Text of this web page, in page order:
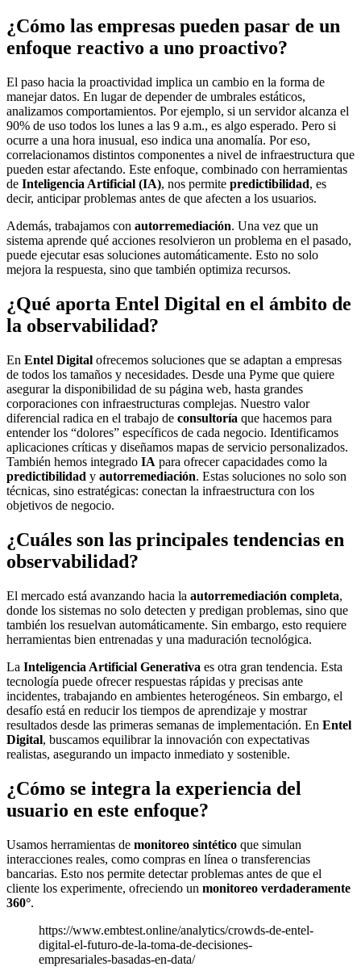
¿Cómo las empresas pueden pasar de un
enfoque reactivo a uno proactivo?
El paso hacia la proactividad implica un cambio en la forma de
manejar datos. En lugar de depender de umbrales estáticos,
analizamos comportamientos. Por ejemplo, si un servidor alcanza el
90% de uso todos los lunes a las 9 a.m., es algo esperado. Pero si
ocurre a una hora inusual, eso indica una anomalía. Por eso,
correlacionamos distintos componentes a nivel de infraestructura que
pueden estar afectando. Este enfoque, combinado con herramientas
de Inteligencia Artificial (IA), nos permite predictibilidad, es
decir, anticipar problemas antes de que afecten a los usuarios.
Además, trabajamos con autorremediación. Una vez que un
sistema aprende qué acciones resolvieron un problema en el pasado,
puede ejecutar esas soluciones automáticamente. Esto no solo
mejora la respuesta, sino que también optimiza recursos.
¿Qué aporta Entel Digital en el ámbito de
la observabilidad?
En Entel Digital ofrecemos soluciones que se adaptan a empresas
de todos los tamaños y necesidades. Desde una Pyme que quiere
asegurar la disponibilidad de su página web, hasta grandes
corporaciones con infraestructuras complejas. Nuestro valor
diferencial radica en el trabajo de consultoría que hacemos para
entender los “dolores” específicos de cada negocio. Identificamos
aplicaciones críticas y diseñamos mapas de servicio personalizados.
También hemos integrado IA para ofrecer capacidades como la
predictibilidad y autorremediación. Estas soluciones no solo son
técnicas, sino estratégicas: conectan la infraestructura con los
objetivos de negocio.
¿Cuáles son las principales tendencias en
observabilidad?
El mercado está avanzando hacia la autorremediación completa,
donde los sistemas no solo detecten y predigan problemas, sino que
también los resuelvan automáticamente. Sin embargo, esto requiere
herramientas bien entrenadas y una maduración tecnológica.
La Inteligencia Artificial Generativa es otra gran tendencia. Esta
tecnología puede ofrecer respuestas rápidas y precisas ante
incidentes, trabajando en ambientes heterogéneos. Sin embargo, el
desafío está en reducir los tiempos de aprendizaje y mostrar
resultados desde las primeras semanas de implementación. En Entel
Digital, buscamos equilibrar la innovación con expectativas
realistas, asegurando un impacto inmediato y sostenible.
¿Cómo se integra la experiencia del
usuario en este enfoque?
Usamos herramientas de monitoreo sintético que simulan
interacciones reales, como compras en línea o transferencias
bancarias. Esto nos permite detectar problemas antes de que el
cliente los experimente, ofreciendo un monitoreo verdaderamente
360°.
https://www.embtest.online/analytics/crowds-de-entel-
digital-el-futuro-de-la-toma-de-decisiones-
empresariales-basadas-en-data/